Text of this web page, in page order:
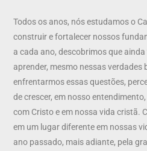
Todos os anos, nós estudamos o
construir e fortalecer nossos
a cada ano, descobrimos que
aprender, mesmo nessas verdades
enfrentarmos essas questões,
de crescer, em nosso
com Cristo e em nossa vida cristã.
em um lugar diferente em nossas
ano passado, mais adiante, pela